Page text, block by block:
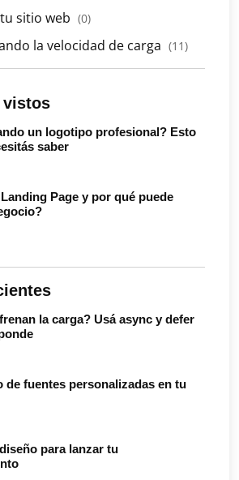
sitio web (0)
la velocidad de carga (11)
vistos
un logotipo profesional? Esto
saber
Page y por qué puede
la carga? Usá async y defer
de fuentes personalizadas en tu
para lanzar tu